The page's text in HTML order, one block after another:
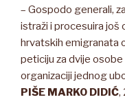
– Gospodo generali,
istraži i procesuira još
hrvatskih emigranata
peticiju za dvije osobe
organizaciji jednog
PIŠE MARKO DIDIĆ,